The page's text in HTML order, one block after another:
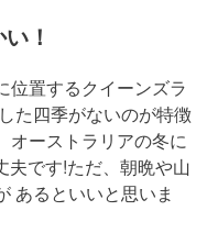
！
位置するクイーンズラ
た四季がないのが特徴
オーストラリアの冬に
夫です!ただ、朝晩や山
あるといいと思いま